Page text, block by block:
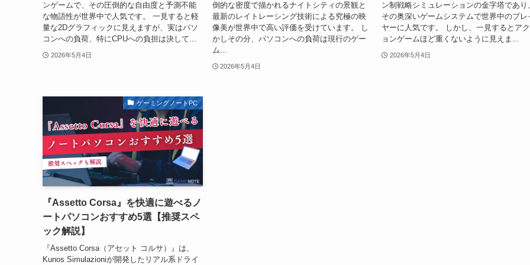
ンゲームで、その圧倒的な自由度と予測不能
な物語性が世界中で人気です。 一見すると軽
量な2Dグラフィックに見えますが、実はパソ
コンへの負荷、特にCPUへの負担は決して...
2026年5月4日
倒的な密度で描かれるナイトシティの景観と
最新のレイトレーシング技術による究極の映
像美が世界中で高い評価を受けています。 し
かしその分、パソコンへの負荷は現行のゲー
ム...
2026年5月4日
ン制戦略シミュレーションの金字塔であり
その奥深いゲームシステムで世界中のプレ
ヤーに人気です。 しかし、一見するとア
ョンゲームほど重くないように見えま...
2026年5月4日
ゲーミングノートPC
『Assetto Corsa』を快適に遊べるノ
ートパソコンおすすめ5選【推奨スペ
ック解説】
『Assetto Corsa（アセット コルサ）』は、
Kunos Simulazioniが開発したリアル系ドライ